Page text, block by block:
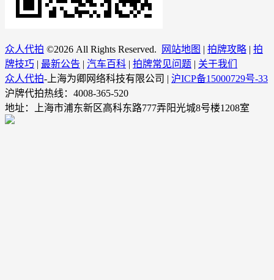
众人代拍 ©2026 All Rights Reserved. 网站地图 | 拍牌攻略 | 拍
牌技巧 | 最新公告 | 汽车百科 | 拍牌常见问题 | 关于我们
众人代拍-上海为卿网络科技有限公司 | 沪ICP备15000729号-33
沪牌代拍热线：4008-365-520
地址：上海市浦东新区高科东路777弄阳光城8号楼1208室